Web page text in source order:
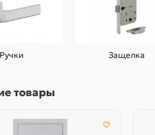
Ручки Защелка
товары